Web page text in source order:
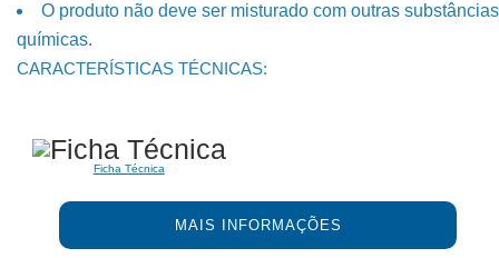
O produto não deve ser misturado com outras substâncias
químicas.
CARACTERÍSTICAS TÉCNICAS:
Ficha Técnica
MAIS INFORMAÇÕES